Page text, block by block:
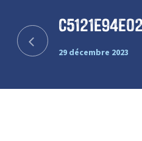
29 décembre 2023